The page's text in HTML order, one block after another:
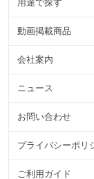
用途で探す
動画掲載商品
会社案内
ニュース
お問い合わせ
プライバシーポリ
ご利用ガイド